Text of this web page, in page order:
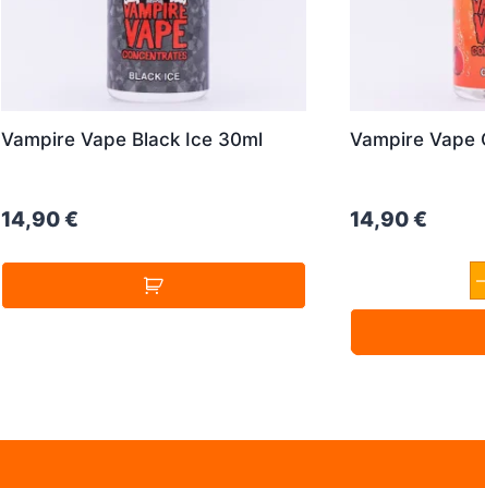
Vampire Vape Black Ice 30ml
14,90€
Vampire Vape
14,90€
–